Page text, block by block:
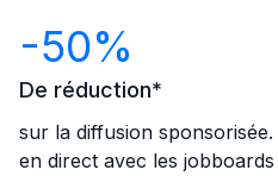
-50%
De réduction*
sur la diffusion
en direct avec les